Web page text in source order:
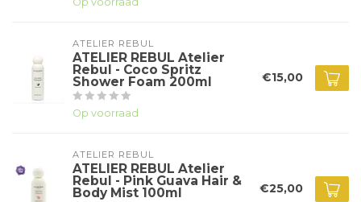
ATELIER REBUL
ATELIER REBUL Atelier
Rebul - Coco Spritz
Shower Foam 200ml
Op voorraad
€15,00
ATELIER REBUL
ATELIER REBUL Atelier
Rebul - Pink Guava Hair &
Body Mist 100ml €25,00